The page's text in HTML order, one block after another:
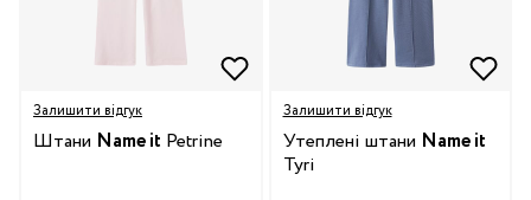
Залишити відгук
Штани Name it Petrine
Залишити відгук
Утеплені штани Name it
Tyri